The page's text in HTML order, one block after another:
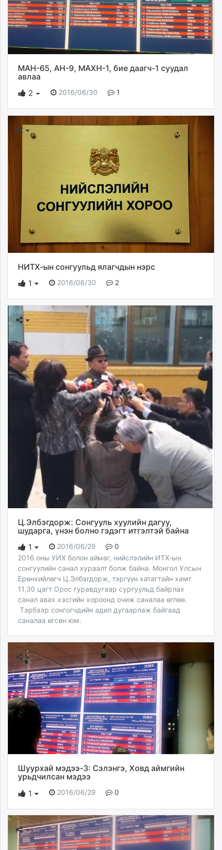
МАН-65, АН-9, МАХН-1, бие даагч-1 суудал
авлаа
2
2016/06/30 1
НИТХ-ын сонгуульд ялагчдын нэрс
1
2016/06/30 2
Ц.Элбэгдорж: Сонгууль хуулийн дагуу,
шударга, үнэн болно гэдэгт итгэлтэй байна
1
2016/06/29
0
2016 оны УИХ болон аймаг, нийслэлийн ИТХ-ын
сонгуулийн санал хураалт болж байна. Монгол Улсын
Ерөнхийлөгч Ц.Элбэгдорж, тэргүүн хатагтайн хамт
11.30 цагт Орос гуравдугаар сургуульд байрлах
санал авах хэсгийн хороонд очиж саналаа өглөө.
Тэрбээр сонгогчдийн адил дугаарлаж байгаад
саналаа өгсөн юм.
Шуурхай мэдээ-3: Сэлэнгэ, Ховд аймгийн
урьдчилсан мэдээ
1
2016/06/29 0